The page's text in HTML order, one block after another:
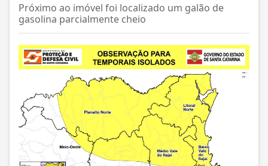
Próximo ao imóvel foi localizado um galão de
gasolina parcialmente cheio